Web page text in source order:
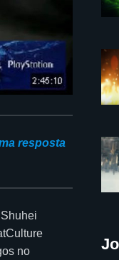
resposta
no